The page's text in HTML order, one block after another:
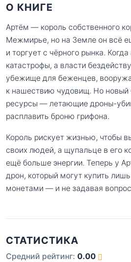
О КНИГЕ
Артём — король собственного
Межмирье, но на Земле он всё
и торгует с чёрного рынка.
катастрофы, а власти
убежище для беженцев,
к нашествию чудовищ. Но новый
ресурсы — летающие дроны-
расплавить броню грифона.
Король рискует жизнью, чтобы
своих людей, а щупальце в его
ещё больше энергии. Теперь у
дрон, который могут купить лишь
монетами — и не задавая
СТАТИСТИКА
Средний рейтинг: 0.00